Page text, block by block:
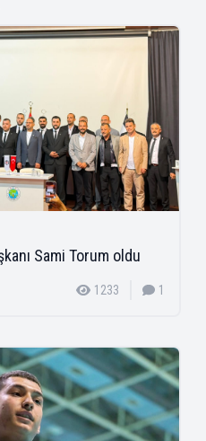
Sami Torum oldu
1233 1